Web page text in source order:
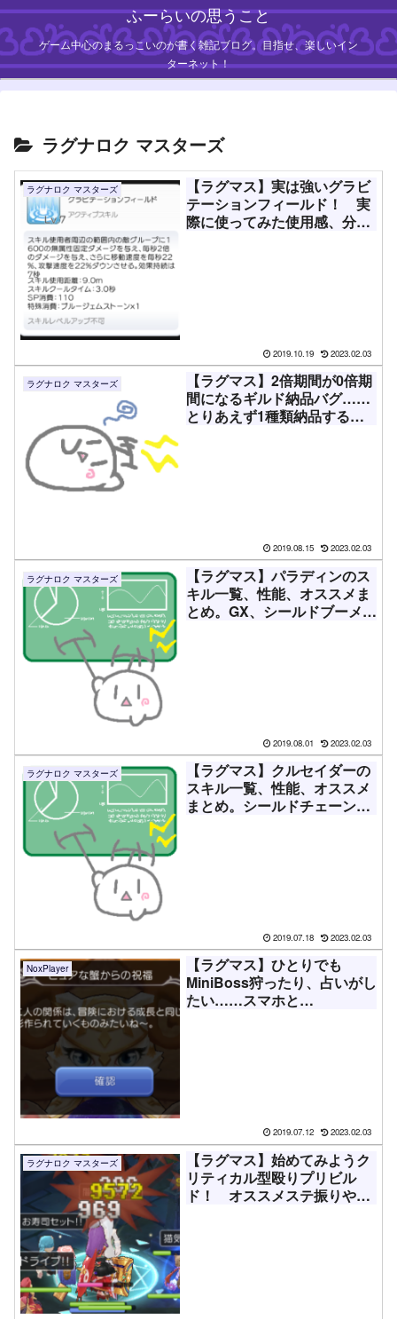
ふーらいの思うこと
ゲーム中心のまるっこいのが書く雑記ブログ。目指せ、楽しいイン
ターネット！
ラグナロク マスターズ
ラグナロク マスターズ
【ラグマス】実は強いグラビ
テーションフィールド！ 実
際に使ってみた使用感、分か
2019.10.19 2023.02.03
ラグナロク マスターズ
【ラグマス】2倍期間が0倍期
間になるギルド納品バグ……
とりあえず1種類納品する方
2019.08.15 2023.02.03
ラグナロク マスターズ
【ラグマス】パラディンのス
キル一覧、性能、オススメま
とめ。GX、シールドブーメラ
2019.08.01 2023.02.03
ラグナロク マスターズ
【ラグマス】クルセイダーの
スキル一覧、性能、オススメ
まとめ。シールドチェーン
2019.07.18 2023.02.03
NoxPlayer
【ラグマス】ひとりでも
MiniBoss狩ったり、占いがし
たい……スマホと
2019.07.12 2023.02.03
ラグナロク マスターズ
【ラグマス】始めてみようク
リティカル型殴りプリビル
ド！ オススメステ振りや装